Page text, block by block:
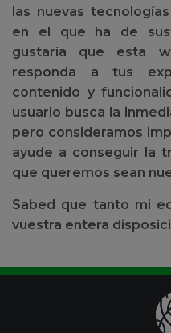
las nuevas
en el que ha de
gustaría que esta
responda a tus
contenido y
usuario busca la
pero consideramos
ayude a conseguir la
que queremos sean
Sabed que tanto mi
vuestra entera